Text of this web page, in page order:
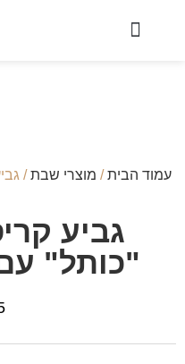
עמוד הבית/ מוצרי שבת/
גביע
"כותל"